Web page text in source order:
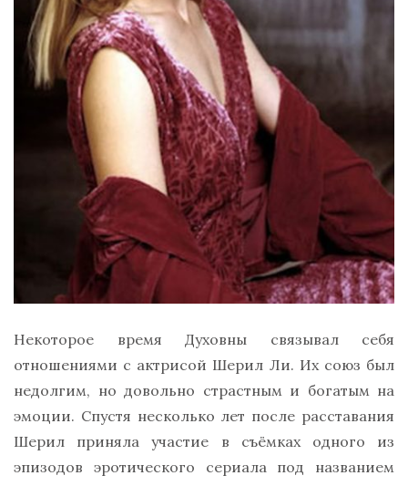
Некоторое время Духовны связывал себя
отношениями с актрисой Шерил Ли. Их союз был
недолгим, но довольно страстным и богатым на
эмоции. Спустя несколько лет после расставания
Шерил приняла участие в съёмках одного из
эпизодов эротического сериала под названием